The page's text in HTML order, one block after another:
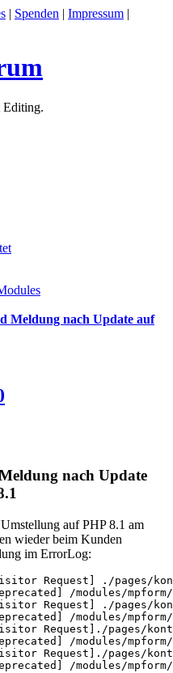
| Spenden | Impressum |
Editing.
Meldung nach Update auf
nach Update
auf PHP 8.1 am
wieder beim Kunden
im ErrorLog:
Request] ./pages/
/modules/
Request] ./pages/
/modules/
Request]./pages/
/modules/
Request]./pages/
/modules/